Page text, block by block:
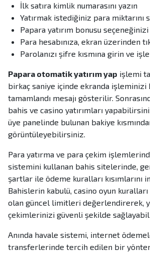
İlk satıra kimlik numarasını yazın
Yatırmak istediğiniz para miktarını
Papara yatırım bonusu
Para hesabınıza, ekran üzerinden
Parolanızı şifre kısmına girin ve
Papara otomatik yatırım yap işlemi
birkaç saniye içinde ekranda işleminizi
tamamlandı mesajı gösterilir.
bahis ve casino yatırımları
üye panelinde bulunan bakiye
görüntüleyebilirsiniz.
Para yatırma ve para çekim
sistemini kullanan bahis sitelerinde,
şartlar ile ödeme kuralları kısımlarını
Bahislerin kabulü, casino oyun
olan güncel limitleri değerlendirerek,
çekimlerinizi güvenli şekilde
Anında havale sistemi, internet
transferlerinde tercih edilen bir yöntem